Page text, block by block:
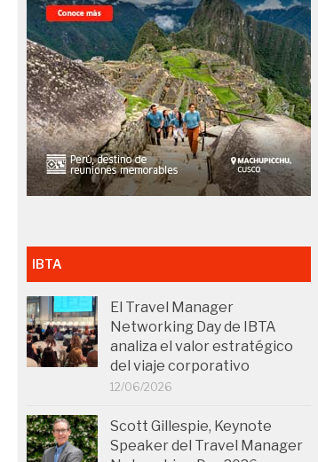
IBTA
El Travel Manager
Networking Day de IBTA
analiza el valor estratégico
del viaje corporativo
12/06/2026
Scott Gillespie, Keynote
Speaker del Travel Manager